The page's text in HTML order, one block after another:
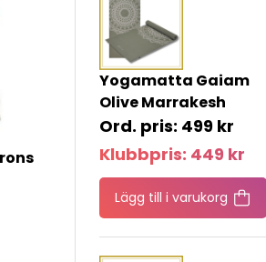
Yogamatta Gaiam
Olive Marrakesh
499 kr
Klubbpris: 449 kr
Lägg till i varukorg